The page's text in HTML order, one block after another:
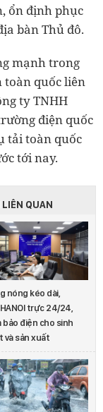
ổn định phục
bàn Thủ đô.
mạnh trong
toàn quốc liên
ty TNHH
điện quốc
tải toàn quốc
tới nay.
LIÊN QUAN
nóng kéo dài,
trực 24/24,
bảo điện cho sinh
và sản xuất